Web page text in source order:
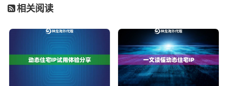
套餐支持全球200+国家/地区，并可实现国家、州、城市
第四，看会话时长与稳定性。动态IP的轮换策略需要与
业务节奏同步。是每次访问都需要更换IP，还是需要同
一个IP保持数十分钟的在线以完成一个完整任务（如下
相关阅读